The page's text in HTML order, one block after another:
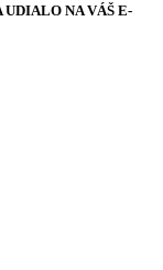
UDIALO NA VÁŠ E-